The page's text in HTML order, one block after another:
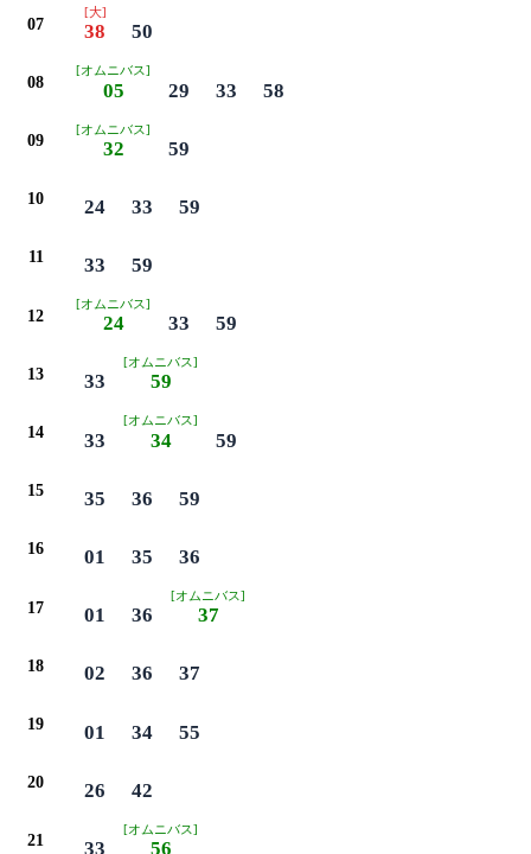
07
[大]
38 50
08
[オムニバス]
05 29 33 58
09
[オムニバス]
32 59
10 24 33 59
11 33 59
12
[オムニバス]
24 33 59
13 33
[オムニバス]
59
14 33
[オムニバス]
34 59
15 35 36 59
16 01 35 36
17 01 36
[オムニバス]
37
18 02 36 37
19 01 34 55
20 26 42
21 33
[オムニバス]
56